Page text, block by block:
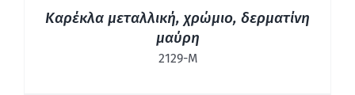
Καρέκλα μεταλλική, χρώμιο, δερματίνη
μαύρη
2129-Μ